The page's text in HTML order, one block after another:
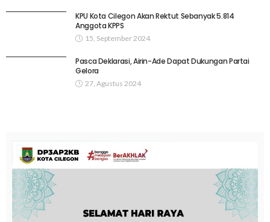
KPU Kota Cilegon Akan Rektut Sebanyak 5.814
Anggota KPPS
15, September 2024
Pasca Deklarasi, Airin-Ade Dapat Dukungan Partai
Gelora
27, Agustus 2024